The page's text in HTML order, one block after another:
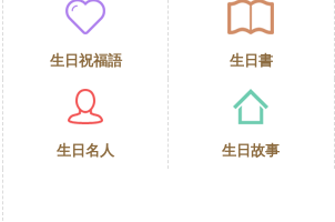
生日祝福語 生日書
生日名人 生日故事